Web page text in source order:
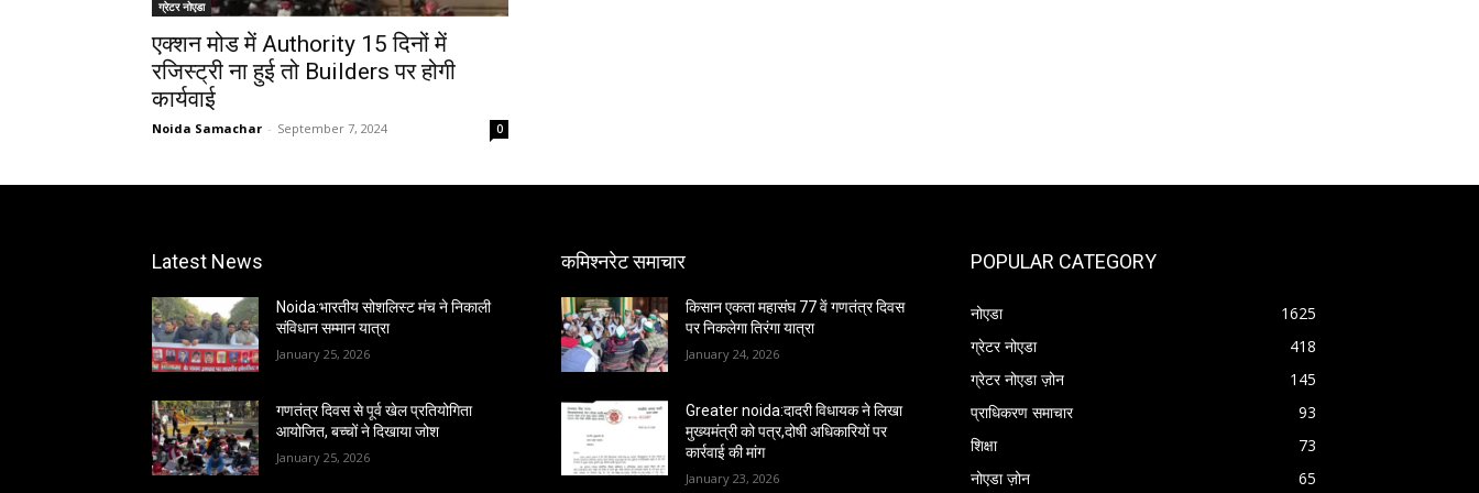
ग्रेटर नोएडा
एक्शन मोड में Authority 15 दिनों में
रजिस्ट्री ना हुई तो Builders पर होगी
कार्यवाई
Noida Samachar - September 7, 2024 0
Latest News
Noida:भारतीय सोशलिस्ट मंच ने निकाली
संविधान सम्मान यात्रा
January 25, 2026
गणतंत्र दिवस से पूर्व खेल प्रतियोगिता
आयोजित, बच्चों ने दिखाया जोश
January 25, 2026
कमिश्नरेट समाचार
किसान एकता महासंघ 77 वें गणतंत्र दिवस
पर निकलेगा तिरंगा यात्रा
January 24, 2026
Greater noida:दादरी विधायक ने लिखा
मुख्यमंत्री को पत्र,दोषी अधिकारियों पर
कार्रवाई की मांग
January 23, 2026
POPULAR CATEGORY
नोएडा
1625
ग्रेटर नोएडा
418
ग्रेटर नोएडा ज़ोन
145
प्राधिकरण समाचार
93
शिक्षा
73
नोएडा ज़ोन
65